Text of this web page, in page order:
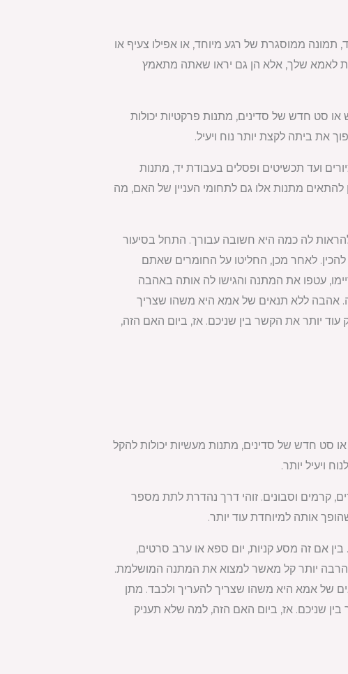
תמונה ממוסגרת של רגע מיוחד, או אפילו צעיף או
לאמא שלך, אלא הן גם יראו שאתה מתאמץ
סט חדש של סדינים, מתנות פרקטיות יכולות
את ביתה לקצת יותר נוח ויעיל.
ועד תכשיטים ופסלים בעבודת יד, מתנות
להתאים מתנות אלו גם לתחומי העניין של האם, מה
לה כמה היא חשובה עבורך. התחל בסיעור
לאחר מכן, החליטו על החומרים שאתם
עטפו את המתנה והגישו לה אותה באהבה
אהבה ללא תנאים של אמא היא משהו שצריך
יותר את הקשר בין שניכם. אז, ביום האם הזה,
סט חדש של סדינים, מתנות מעשיות יכולות להקל
ויעיל יותר.
קרמים וסבונים. זוהי דרך נהדרת לתת מספר
אותה למיוחדת עוד יותר.
אם זה מסע קניות, יום ספא או ערב סרטים,
הרבה יותר קל מאשר למצוא את המתנה המושלמת.
של אמא היא משהו שצריך להעריך ולכבד. מתן
שניכם. אז, ביום האם הזה, למה שלא תעניק